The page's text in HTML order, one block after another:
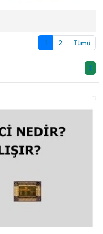
1 2 Tümü